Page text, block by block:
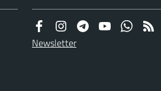
Newsletter